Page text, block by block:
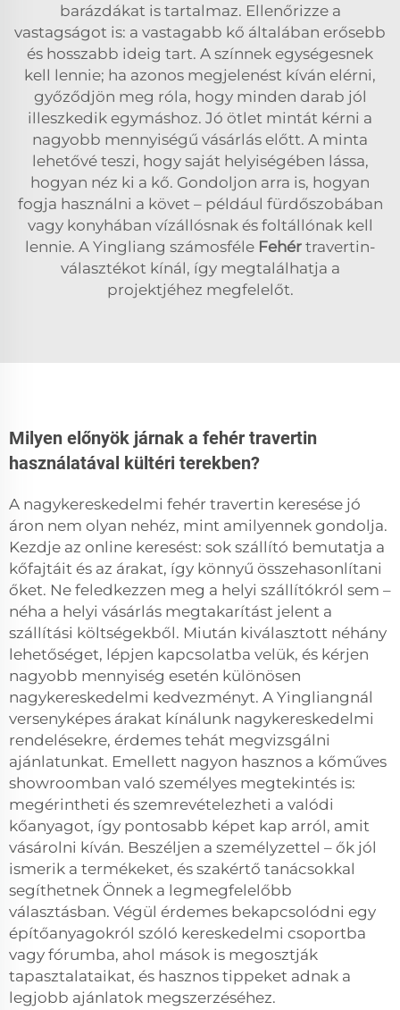
barázdákat is tartalmaz. Ellenőrizze a
vastagságot is: a vastagabb kő általában erősebb
és hosszabb ideig tart. A színnek egységesnek
kell lennie; ha azonos megjelenést kíván elérni,
győződjön meg róla, hogy minden darab jól
illeszkedik egymáshoz. Jó ötlet mintát kérni a
nagyobb mennyiségű vásárlás előtt. A minta
lehetővé teszi, hogy saját helyiségében lássa,
hogyan néz ki a kő. Gondoljon arra is, hogyan
fogja használni a követ – például fürdőszobában
vagy konyhában vízállósnak és foltállónak kell
lennie. A Yingliang számosféle Fehér travertin-
választékot kínál, így megtalálhatja a
projektjéhez megfelelőt.
Milyen előnyök járnak a fehér travertin
használatával kültéri terekben?
A nagykereskedelmi fehér travertin keresése jó
áron nem olyan nehéz, mint amilyennek gondolja.
Kezdje az online keresést: sok szállító bemutatja a
kőfajtáit és az árakat, így könnyű összehasonlítani
őket. Ne feledkezzen meg a helyi szállítókról sem –
néha a helyi vásárlás megtakarítást jelent a
szállítási költségekből. Miután kiválasztott néhány
lehetőséget, lépjen kapcsolatba velük, és kérjen
nagyobb mennyiség esetén különösen
nagykereskedelmi kedvezményt. A Yingliangnál
versenyképes árakat kínálunk nagykereskedelmi
rendelésekre, érdemes tehát megvizsgálni
ajánlatunkat. Emellett nagyon hasznos a kőműves
showroomban való személyes megtekintés is:
megérintheti és szemrevételezheti a valódi
kőanyagot, így pontosabb képet kap arról, amit
vásárolni kíván. Beszéljen a személyzettel – ők jól
ismerik a termékeket, és szakértő tanácsokkal
segíthetnek Önnek a legmegfelelőbb
választásban. Végül érdemes bekapcsolódni egy
építőanyagokról szóló kereskedelmi csoportba
vagy fórumba, ahol mások is megosztják
tapasztalataikat, és hasznos tippeket adnak a
legjobb ajánlatok megszerzéséhez.